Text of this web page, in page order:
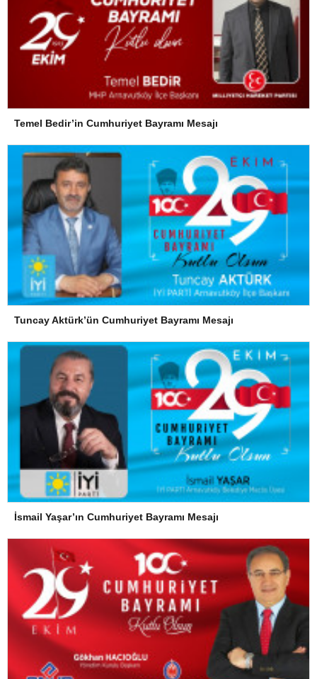
Temel Bedir’in Cumhuriyet Bayramı Mesajı
Tuncay Aktürk’ün Cumhuriyet Bayramı Mesajı
İsmail Yaşar’ın Cumhuriyet Bayramı Mesajı